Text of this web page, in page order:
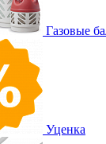
Газовые
Уценка